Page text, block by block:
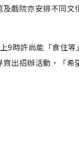
戲院亦安排不同文
9時許尚能「食住
出招辦活動，「希